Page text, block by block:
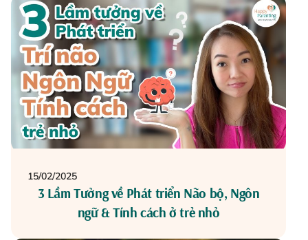
15/02/2025
3 Lầm Tưởng về Phát triển Não bộ, Ngôn
ngữ & Tính cách ở trẻ nhỏ